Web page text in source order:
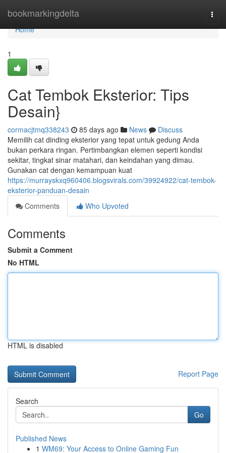
bookmarkingdelta
Home
Home
1
Cat Tembok Eksterior: Tips
Desain}
cormacjtmq338243 85 days ago News
Discuss
Memilih cat dinding eksterior yang tepat untuk gedung Anda
bukan perkara ringan. Pertimbangkan elemen seperti kondisi
sekitar, tingkat sinar matahari, dan keindahan yang dimau.
Gunakan cat dengan kemampuan kuat
https://murrayskxq960406.blogsvirals.com/39924922/cat-tembok-
eksterior-panduan-desain
Comments
Who Upvoted
Comments
Submit a Comment
No HTML
HTML is disabled
Report Page
Search
Go
Published News
1 WM69: Your Access to Online Gaming Fun